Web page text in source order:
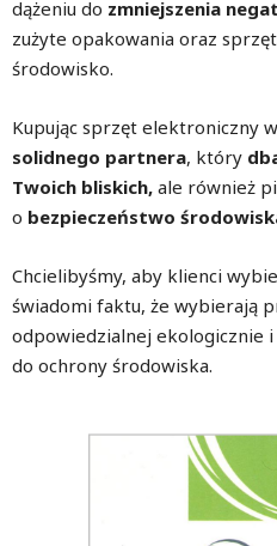
dążeniu do zmniejszenia
zużyte opakowania oraz
środowisko.
Kupując sprzęt elektroniczny
solidnego partnera, który
Twoich bliskich, ale również
o bezpieczeństwo
Chcielibyśmy, aby klienci
świadomi faktu, że wybierają
odpowiedzialnej ekologicznie
do ochrony środowiska.